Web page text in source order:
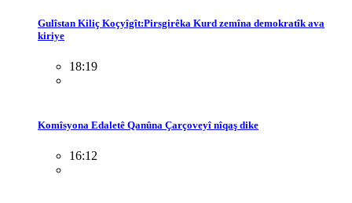
Gulîstan Kiliç Koçyîgît:Pirsgirêka Kurd zemîna demokratîk ava
kiriye
18:19
Komîsyona Edaletê Qanûna Çarçoveyî nîqaş dike
16:12